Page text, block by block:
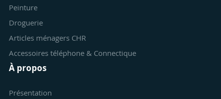
Peinture
Droguerie
Articles ménagers CHR
Accessoires téléphone & Connectique
À propos
Présentation